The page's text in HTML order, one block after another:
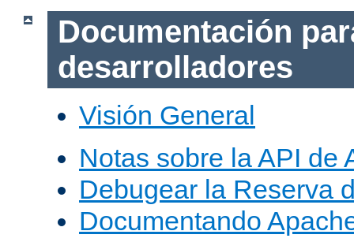
Documentación
desarrolladores
Visión General
Notas sobre la API de
Debugear la Reserva
Documentando